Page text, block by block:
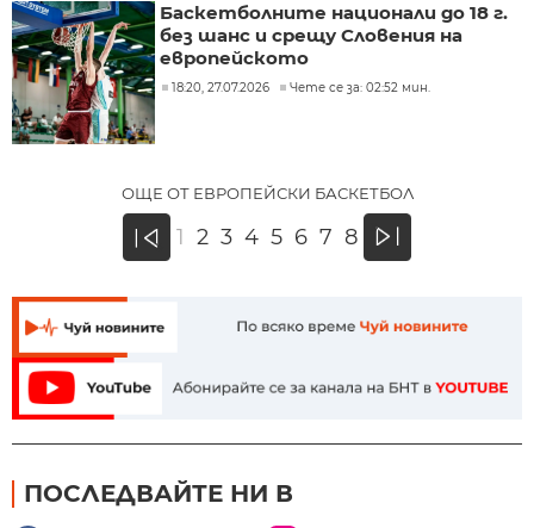
Баскетболните национали до 18 г.
без шанс и срещу Словения на
европейското
18:20, 27.07.2026 Чете се за: 02:52 мин.
ОЩЕ ОТ ЕВРОПЕЙСКИ БАСКЕТБОЛ
« 1 2 3 4 5 6 7 8 »
ПОСЛЕДВАЙТЕ НИ В